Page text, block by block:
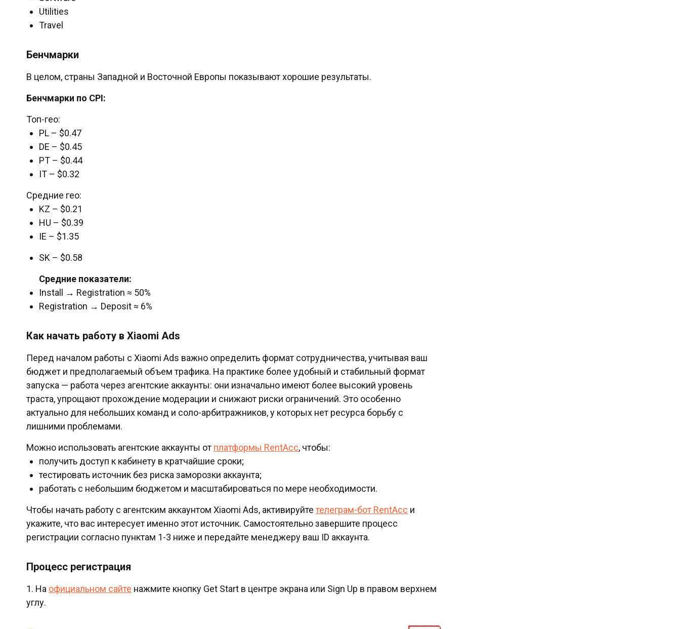
Utilities
Travel
Бенчмарки
В целом, страны Западной и Восточной Европы показывают хорошие результаты.
Бенчмарки по CPI:
Топ-гео:
PL – $0.47
DE – $0.45
PT – $0.44
IT – $0.32
Средние гео:
KZ – $0.21
HU – $0.39
IE – $1.35
SK – $0.58
Средние показатели:
Install → Registration ≈ 50%
Registration → Deposit ≈ 6%
Как начать работу в Xiaomi Ads
Перед началом работы с Xiaomi Ads важно определить формат сотрудничества, учитывая ваш
бюджет и предполагаемый объем трафика. На практике более удобный и стабильный формат
запуска — работа через агентские аккаунты: они изначально имеют более высокий уровень
траста, упрощают прохождение модерации и снижают риски ограничений. Это особенно
актуально для небольших команд и соло-арбитражников, у которых нет ресурса борьбу с
лишними проблемами.
Можно использовать агентские аккаунты от платформы RentAcc, чтобы:
получить доступ к кабинету в кратчайшие сроки;
тестировать источник без риска заморозки аккаунта;
работать с небольшим бюджетом и масштабироваться по мере необходимости.
Чтобы начать работу с агентским аккаунтом Xiaomi Ads, активируйтетелеграм-бот RentAcc и
укажите, что вас интересует именно этот источник. Самостоятельно завершите процесс
регистрации согласно пунктам 1-3 ниже и передайте менеджеру ваш ID аккаунта.
Процесс регистрация
1. На официальном сайте нажмите кнопку Get Start в центре экрана или Sign Up в правом верхнем
углу.